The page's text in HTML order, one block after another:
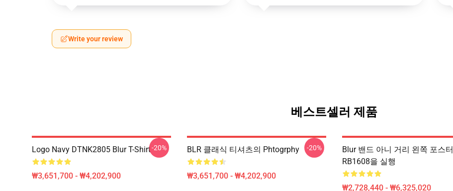
Write your review
베스트셀러 제품
Logo Navy DTNK2805 Blur T-Shirt
₩3,651,700 - ₩4,202,900
-20% BLR 클래식 티셔츠의 Phtogrphy
₩3,651,700 - ₩4,202,900
-20%
Blur 밴드 아니 거리 왼쪽 포스터
RB1608을 실행
₩2,728,440 - ₩6,325,020